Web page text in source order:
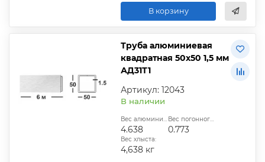
В корзину
Труба алюминиевая
квадратная 50х50 1,5 мм
АД31Т1
Артикул: 12043
В наличии
Вес алюминиевой трубы, кг:
4.638
Вес погонного метра, кг:
0.773
Вес хлыста:
4,638 кг